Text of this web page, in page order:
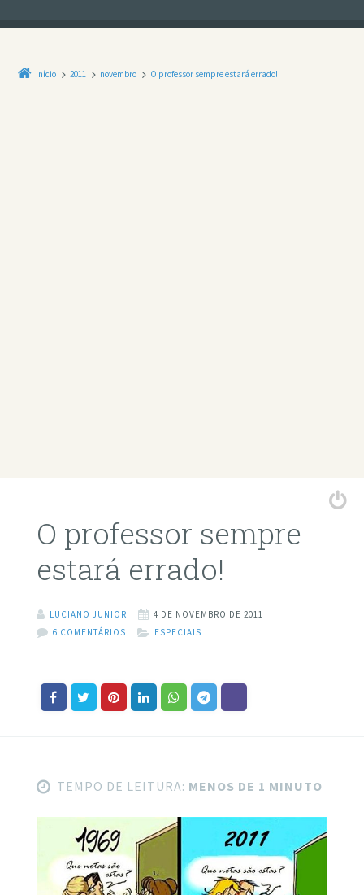
Início 2011 novembro O professor sempre estará errado!
O professor sempre
estará errado!
LUCIANO JUNIOR
4 DE NOVEMBRO DE 2011
6 COMENTÁRIOS
ESPECIAIS
TEMPO DE LEITURA: MENOS DE 1 MINUTO